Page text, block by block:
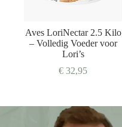
Aves LoriNectar 2.5 Kilo
– Volledig Voeder voor
Lori’s
€ 32,95